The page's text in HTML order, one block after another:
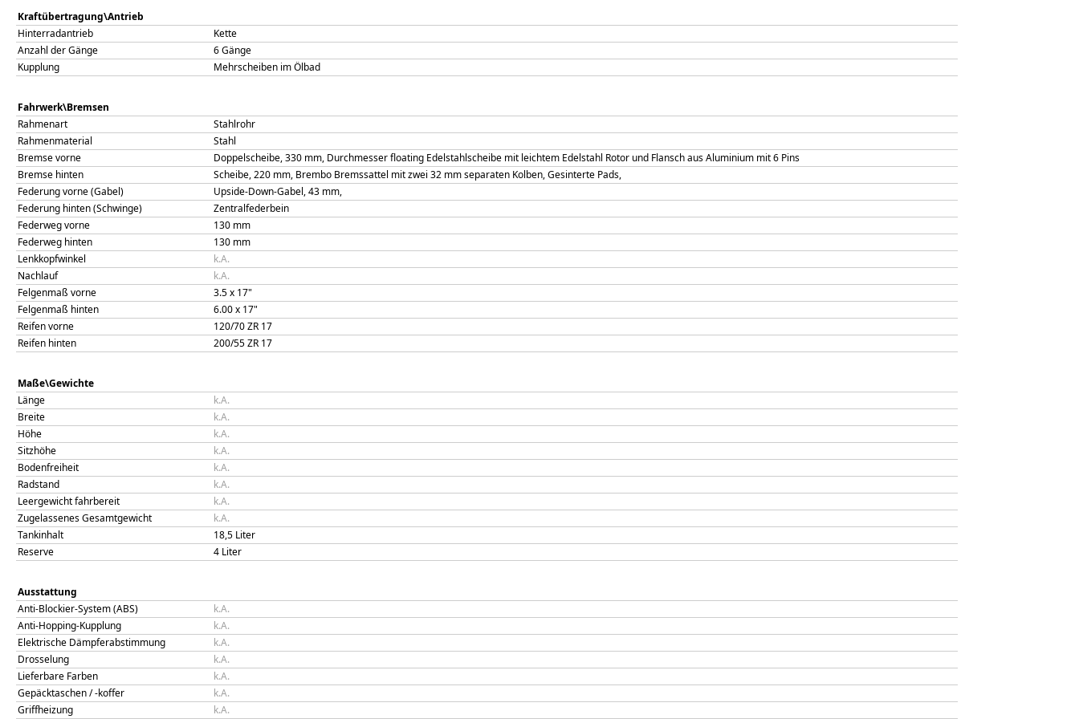
Kraftübertragung\Antrieb
Hinterradantrieb
Kette
Anzahl der Gänge
6 Gänge
Kupplung
Mehrscheiben im Ölbad
Fahrwerk\Bremsen
Rahmenart
Stahlrohr
Rahmenmaterial
Stahl
Bremse vorne
Doppelscheibe, 330 mm, Durchmesser floating Edelstahlscheibe mit leichtem Edelstahl Rotor und Flansch aus Aluminium mit 6 Pins
Bremse hinten
Scheibe, 220 mm, Brembo Bremssattel mit zwei 32 mm separaten Kolben, Gesinterte Pads,
Federung vorne (Gabel)
Upside-Down-Gabel, 43 mm,
Federung hinten (Schwinge)
Zentralfederbein
Federweg vorne
130 mm
Federweg hinten
130 mm
Lenkkopfwinkel
k.A.
Nachlauf
k.A.
Felgenmaß vorne
3.5 x 17"
Felgenmaß hinten
6.00 x 17"
Reifen vorne
120/70 ZR 17
Reifen hinten
200/55 ZR 17
Maße\Gewichte
Länge
k.A.
Breite
k.A.
Höhe
k.A.
Sitzhöhe
k.A.
Bodenfreiheit
k.A.
Radstand
k.A.
Leergewicht fahrbereit
k.A.
Zugelassenes Gesamtgewicht
k.A.
Tankinhalt
18,5 Liter
Reserve
4 Liter
Ausstattung
Anti-Blockier-System (ABS)
k.A.
Anti-Hopping-Kupplung
k.A.
Elektrische Dämpferabstimmung
k.A.
Drosselung
k.A.
Lieferbare Farben
k.A.
Gepäcktaschen / -koffer
k.A.
Griffheizung
k.A.